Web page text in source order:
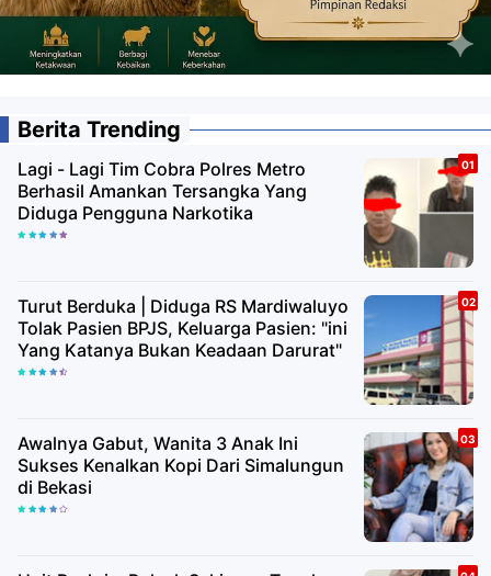
Berita Trending
Lagi - Lagi Tim Cobra Polres Metro
Berhasil Amankan Tersangka Yang
Diduga Pengguna Narkotika
Turut Berduka | Diduga RS Mardiwaluyo
Tolak Pasien BPJS, Keluarga Pasien: "ini
Yang Katanya Bukan Keadaan Darurat"
Awalnya Gabut, Wanita 3 Anak Ini
Sukses Kenalkan Kopi Dari Simalungun
di Bekasi